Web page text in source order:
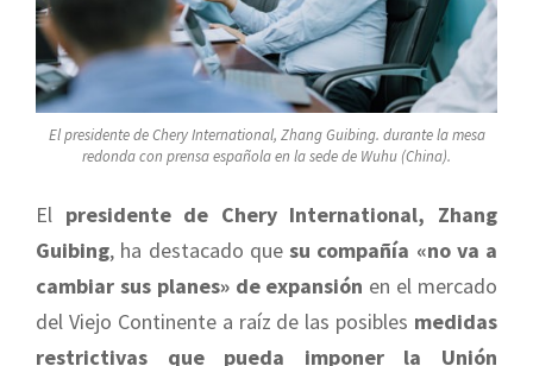
El presidente de Chery International, Zhang Guibing. durante la mesa
redonda con prensa española en la sede de Wuhu (China).
El presidente de Chery International, Zhang
Guibing, ha destacado que su compañía «no va a
cambiar sus planes» de expansión en el mercado
del Viejo Continente a raíz de las posibles medidas
restrictivas que pueda imponer la Unión